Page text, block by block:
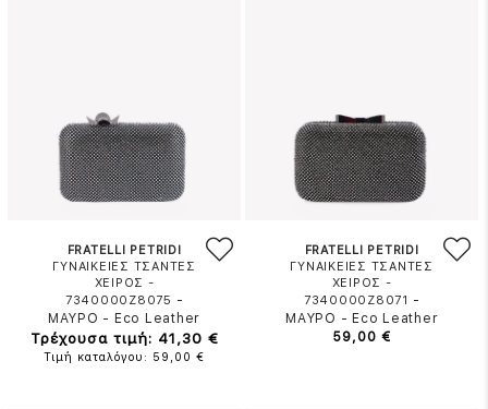
FRATELLI PETRIDI
ΓΥΝΑΙΚΕΙΕΣ ΤΣΑΝΤΕΣ
ΧΕΙΡΟΣ -
7340000Z8075 -
ΜΑΥΡΟ - Eco Leather
Τρέχουσα τιμή: 41,30 €
Τιμή καταλόγου: 59,00 €
FRATELLI PETRIDI
ΓΥΝΑΙΚΕΙΕΣ ΤΣΑΝΤΕΣ
ΧΕΙΡΟΣ -
7340000Z8071 -
ΜΑΥΡΟ - Eco Leather
59,00 €